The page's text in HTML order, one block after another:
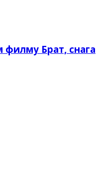
Брат, снага